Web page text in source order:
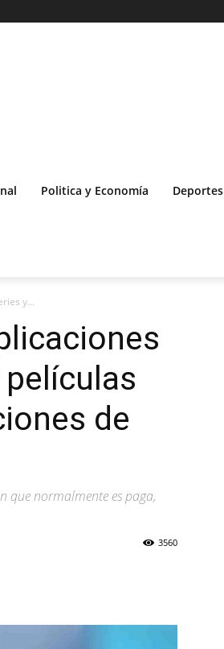
Politica y Economía Deportes
y...
de
que normalmente es paga,
3560